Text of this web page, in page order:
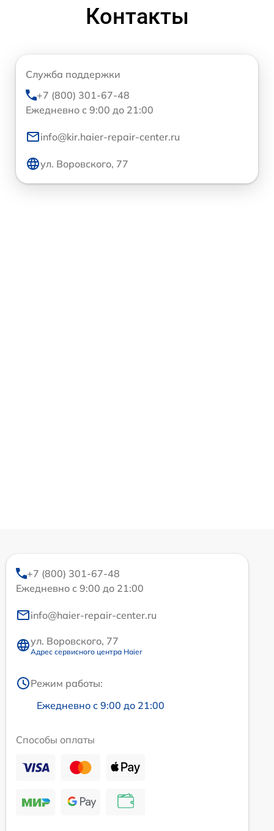
Контакты
Служба поддержки
+7 (800) 301-67-48
Ежедневно с 9:00 до 21:00
info@kir.haier-repair-center.ru
ул. Воровского, 77
+7 (800) 301-67-48
Ежедневно с 9:00 до 21:00
info@haier-repair-center.ru
ул. Воровского, 77
Адрес сервисного центра Haier
Режим работы:
Ежедневно с 9:00 до 21:00
Способы оплаты